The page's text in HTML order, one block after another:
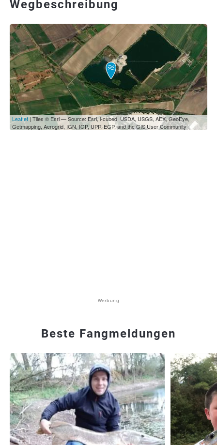
Wegbeschreibung
Leaflet | Tiles © Esri — Source: Esri, i-cubed, USDA, USGS, AEX, GeoEye,
Getmapping, Aerogrid, IGN, IGP, UPR-EGP, and the GIS User Community
Werbung
Beste Fangmeldungen